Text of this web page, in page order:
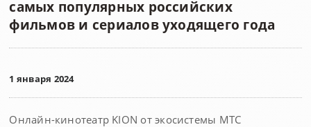
самых популярных российских
фильмов и сериалов уходящего года
1 января 2024
Онлайн-кинотеатр KION от экосистемы МТС